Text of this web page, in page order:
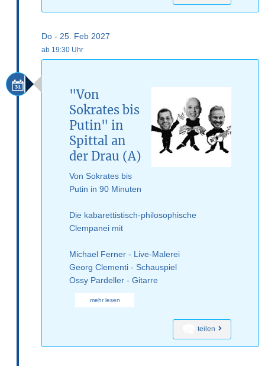
Do - 25. Feb 2027
ab 19:30 Uhr
"Von
Sokrates bis
Putin" in
Spittal an
der Drau (A)
Von Sokrates bis
Putin in 90 Minuten
Die kabarettistisch-philosophische
Clempanei mit
Michael Ferner - Live-Malerei
Georg Clementi - Schauspiel
Ossy Pardeller - Gitarre
mehr lesen
teilen